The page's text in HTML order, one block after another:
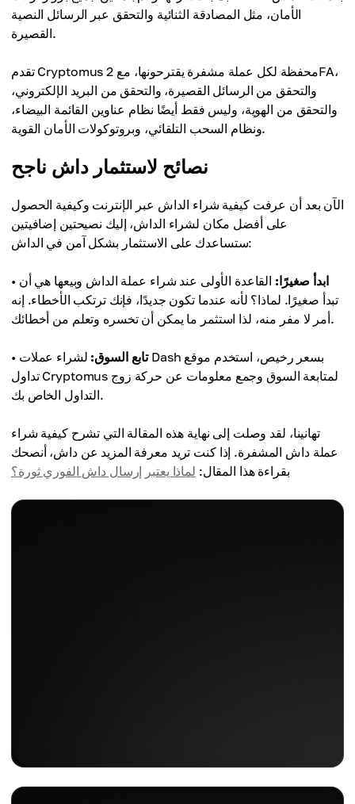
الأمان، مثل المصادقة الثنائية والتحقق عبر الرسائل النصية
القصيرة.
تقدم Cryptomus محفظة لكل عملة مشفرة يقترحونها، مع 2FA،
والتحقق من الرسائل القصيرة، والتحقق من البريد الإلكتروني،
والتحقق من الهوية، وليس فقط أيضًا نظام عناوين القائمة البيضاء،
ونظام السحب التلقائي، وبروتوكولات الأمان القوية.
نصائح لاستثمار داش ناجح
الآن بعد أن عرفت كيفية شراء الداش عبر الإنترنت وكيفية الحصول
على أفضل مكان لشراء الداش، إليك نصيحتين إضافيتين
ستساعدك على الاستثمار بشكل آمن في الداش:
• ابدأ صغيرًا: القاعدة الأولى عند شراء عملة الداش وبيعها هي أن
تبدأ صغيرًا. لماذا؟ لأنه عندما تكون جديدًا، فإنك ترتكب الأخطاء. إنه
أمر لا مفر منه، لذا استثمر ما يمكن أن تخسره وتعلم من أخطائك.
• تابع السوق: لشراء عملات Dash بسعر رخيص، استخدم موقع
تداول Cryptomus لمتابعة السوق وجمع معلومات عن حركة زوج
التداول الخاص بك.
تهانينا، لقد وصلت إلى نهاية هذه المقالة التي تشرح كيفية شراء
عملة داش المشفرة. إذا كنت تريد معرفة المزيد عن داش، أنصحك
بقراءة هذا المقال: لماذا يعتبر إرسال داش الفوري ثورة؟